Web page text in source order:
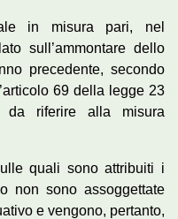
in misura pari, nel
sull’ammontare dello
precedente, secondo
69 della legge 23
da riferire alla misura
quali sono attribuiti i
non sono assoggettate
e vengono, pertanto,